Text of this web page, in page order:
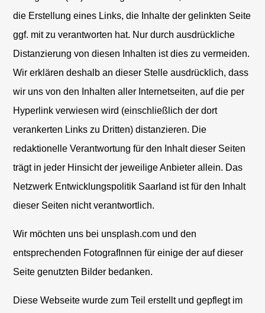
die Erstellung eines Links, die Inhalte der gelinkten Seite
ggf. mit zu verantworten hat. Nur durch ausdrückliche
Distanzierung von diesen Inhalten ist dies zu vermeiden.
Wir erklären deshalb an dieser Stelle ausdrücklich, dass
wir uns von den Inhalten aller Internetseiten, auf die per
Hyperlink verwiesen wird (einschließlich der dort
verankerten Links zu Dritten) distanzieren. Die
redaktionelle Verantwortung für den Inhalt dieser Seiten
trägt in jeder Hinsicht der jeweilige Anbieter allein. Das
Netzwerk Entwicklungspolitik Saarland ist für den Inhalt
dieser Seiten nicht verantwortlich.
Wir möchten uns bei unsplash.com und den
entsprechenden FotografInnen für einige der auf dieser
Seite genutzten Bilder bedanken.
Diese Webseite wurde zum Teil erstellt und gepflegt im